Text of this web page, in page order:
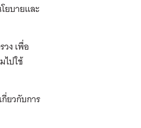
ยบายและ
ง เพื่อ
ไปใช้
ยวกับการ